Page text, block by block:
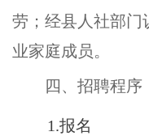
劳；经县人社部门
业家庭成员。
四、招聘程序
1.报名